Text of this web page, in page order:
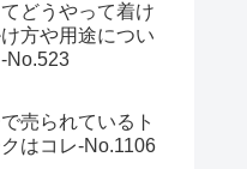
どうやって着け
方や用途につい
売られているト
はコレ-No.1106